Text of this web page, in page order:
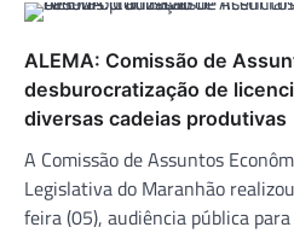
ALEMA: Comissão de
desburocratização de
diversas cadeias produtivas
A Comissão de Assuntos
Legislativa do Maranhão
feira (05), audiência pública